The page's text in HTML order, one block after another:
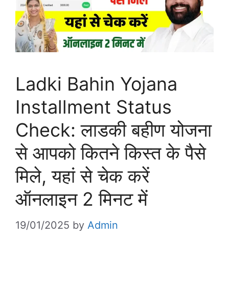
Ladki Bahin Yojana
Installment Status
Check: लाडकी बहीण योजना
से आपको कितने किस्त के पैसे
मिले, यहां से चेक करें
ऑनलाइन 2 मिनट में
19/01/2025 by Admin